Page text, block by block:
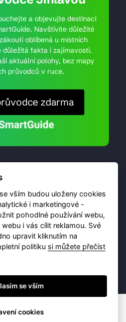
a objevujte destinaci
Navštívíte důležité
oblíbená u místních
fakta i zajímavosti.
aktuální polohy, bez mapy
průvodců v ruce.
zdarma
provozujeBrána Jihlavy,
práva vyhrazena.
vším budou uloženy cookies
i marketingové -
pohodlné používání webu,
i vás cílit reklamou. Své
upravit kliknutím na
politiku si můžete přečíst
se vším
cookies